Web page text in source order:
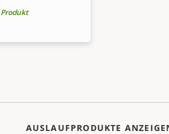
AUSLAUFPRODUKTE